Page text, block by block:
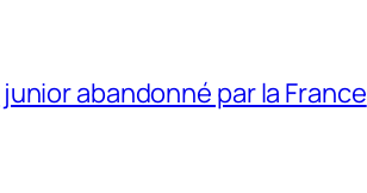
junior abandonné par la France